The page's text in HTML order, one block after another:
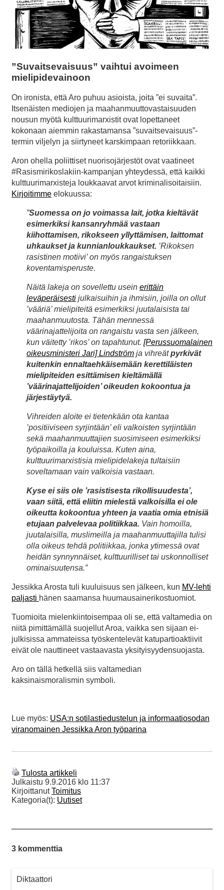
”Suvaitsevaisuus” vaihtui avoimeen
mielipidevainoon
On ironista, että Aro puhuu asioista, joita ”ei suvaita”.
Itsenäisten mediojen ja maahanmuuttovastaisuuden
nousun myötä kulttuurimarxistit ovat lopettaneet
kokonaan aiemmin rakastamansa ”suvaitsevaisuus”-
termin viljelyn ja siirtyneet karskimpaan retoriikkaan.
Aron ohella poliittiset nuorisojärjestöt ovat vaatineet
#Rasismirikoslakiin-kampanjan yhteydessä, että kaikki
kulttuurimarxisteja loukkaavat arvot kriminalisoitaisiin.
Kirjoitimme elokuussa:
”Suomessa on jo voimassa lait, jotka kieltävät
esimerkiksi kansanryhmää vastaan
kiihottamisen, rikokseen yllyttämisen, laittomat
uhkaukset ja kunnianloukkaukset. ’Rikoksen
rasistinen motiivi’ on myös rangaistuksen
koventamisperuste.
Näitä lakeja on sovellettu usein erittäin
leväperäisesti julkaisuihin ja ihmisiin, joilla on ollut
’vääriä’ mielipiteitä esimerkiksi juutalaisista tai
maahanmuutosta. Tähän mennessä
väärinajattelijoita on rangaistu vasta sen jälkeen,
kun väitetty ’rikos’ on tapahtunut. [Perussuomalainen
oikeusministeri Jari] Lindström ja vihreätpyrkivät
kuitenkin ennaltaehkäisemään kerettiläisten
mielipiteiden esittämisen kieltämällä
’väärinajattelijoiden’ oikeuden kokoontua ja
järjestäytyä.
Vihreiden aloite ei tietenkään ota kantaa
’positiiviseen syrjintään’ eli valkoisten syrjintään
sekä maahanmuuttajien suosimiseen esimerkiksi
työpaikoilla ja kouluissa. Kuten aina,
kulttuurimarxistisia mielipidelakeja tultaisiin
soveltamaan vain valkoisia vastaan.
Kyse ei siis ole ’rasistisesta rikollisuudesta’,
vaan siitä, että eliitin mielestä valkoisilla ei ole
oikeutta kokoontua yhteen ja vaatia omia etnisiä
etujaan palvelevaa politiikkaa. Vain homoilla,
juutalaisilla, muslimeilla ja maahanmuuttajilla tulisi
olla oikeus tehdä politiikkaa, jonka ytimessä ovat
heidän synnynnäiset, kulttuurilliset tai uskonnolliset
ominaisuutensa.”
Jessikka Arosta tuli kuuluisuus sen jälkeen, kun MV-lehti
paljasti hänen saamansa huumausainerikostuomiot.
Tuomioita mielenkiintoisempaa oli se, että valtamedia on
niitä pimittämällä suojellut Aroa, vaikka sen sijaan ei-
julkisissa ammateissa työskentelevät katupartioaktiivit
eivät ole nauttineet vastaavasta yksityisyydensuojasta.
Aro on tällä hetkellä siis valtamedian
kaksinaismoralismin symboli.
Lue myös: USA:n sotilastiedustelun ja informaatiosodan
viranomainen Jessikka Aron työparina
Tulosta artikkeli
Julkaistu 9.9.2016 klo 11:37
KirjoittanutToimitus
Kategoria(t): Uutiset
3 kommenttia
Diktaattori